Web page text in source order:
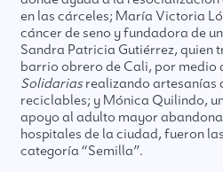
en las cárceles; María Victoria
cáncer de seno y fundadora de
Sandra Patricia Gutiérrez, quien
barrio obrero de Cali, por medio
Solidariasrealizando artesanías
reciclables; y Mónica Quilindo,
apoyo al adulto mayor
hospitales de la ciudad, fueron
categoría “Semilla”.